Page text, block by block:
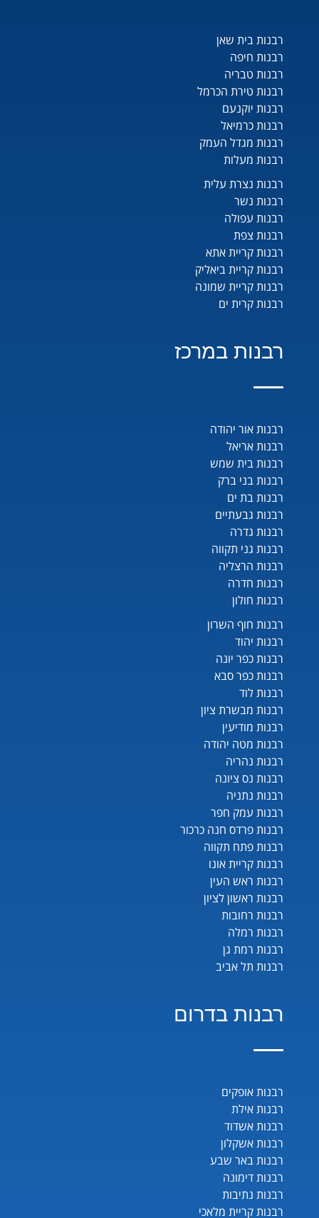
רבנות בית שאן
רבנות חיפה
רבנות טבריה
רבנות טירת הכרמל
רבנות יוקנעם
רבנות כרמיאל
רבנות מגדל העמק
רבנות מעלות
רבנות נצרת עלית
רבנות נשר
רבנות עפולה
רבנות צפת
רבנות קריית אתא
רבנות קריית ביאליק
רבנות קריית שמונה
רבנות קרית ים
רבנות במרכז
רבנות אור יהודה
רבנות אריאל
רבנות בית שמש
רבנות בני ברק
רבנות בת ים
רבנות גבעתיים
רבנות גדרה
רבנות גני תקווה
רבנות הרצליה
רבנות חדרה
רבנות חולון
רבנות חוף השרון
רבנות יהוד
רבנות כפר יונה
רבנות כפר סבא
רבנות לוד
רבנות מבשרת ציון
רבנות מודיעין
רבנות מטה יהודה
רבנות נהריה
רבנות נס ציונה
רבנות נתניה
רבנות עמק חפר
רבנות פרדס חנה כרכור
רבנות פתח תקווה
רבנות קריית אונו
רבנות ראש העין
רבנות ראשון לציון
רבנות רחובות
רבנות רמלה
רבנות רמת גן
רבנות תל אביב
רבנות בדרום
רבנות אופקים
רבנות אילת
רבנות אשדוד
רבנות אשקלון
רבנות באר שבע
רבנות דימונה
רבנות נתיבות
רבנות קריית מלאכי